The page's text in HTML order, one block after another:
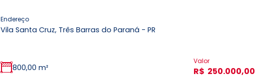
Endereço
Vila Santa Cruz, Três Barras do Paraná - PR
800,00 m²
Valor
R$ 250.000,00